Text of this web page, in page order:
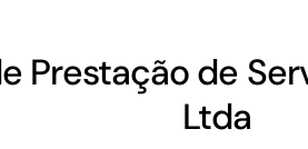
Prestação de
Ltda